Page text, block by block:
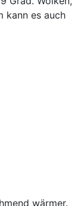
kann es auch
wärmer.